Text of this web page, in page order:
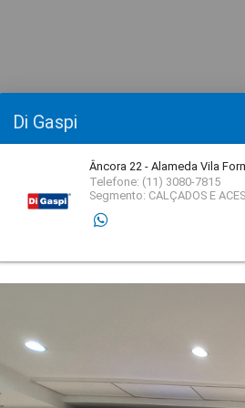
O QUE
ou nome do filme
O SEGMENTO DA LOJA
Di Gaspi
Âncora 22 - Alameda Vila
Telefone: (11) 3080-7815
Segmento: CALÇADOS E